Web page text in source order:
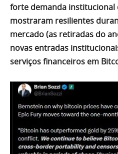
forte demanda institucional
mostraram resilientes
mercado (as retiradas do
novas entradas
serviços financeiros em